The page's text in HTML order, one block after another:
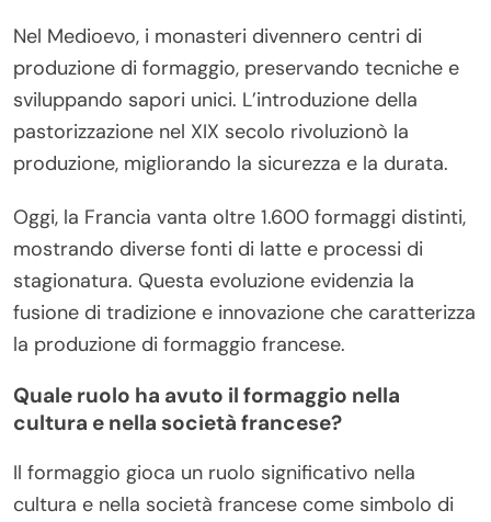
Nel Medioevo, i monasteri divennero centri di
produzione di formaggio, preservando tecniche e
sviluppando sapori unici. L’introduzione della
pastorizzazione nel XIX secolo rivoluzionò la
produzione, migliorando la sicurezza e la durata.
Oggi, la Francia vanta oltre 1.600 formaggi distinti,
mostrando diverse fonti di latte e processi di
stagionatura. Questa evoluzione evidenzia la
fusione di tradizione e innovazione che caratterizza
la produzione di formaggio francese.
Quale ruolo ha avuto il formaggio nella
cultura e nella società francese?
Il formaggio gioca un ruolo significativo nella
cultura e nella società francese come simbolo di